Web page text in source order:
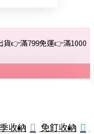
👉滿799免運👉滿1000
收納 免釘收納